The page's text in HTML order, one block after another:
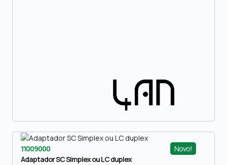
Novo!
11009000
Adaptador SC Simplex ou LC duplex